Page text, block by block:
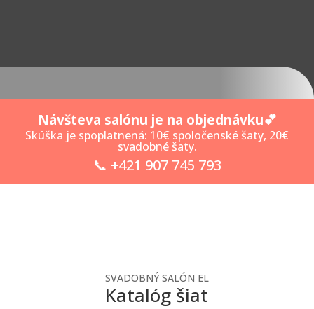
Návšteva salónu je na objednávku💕
Skúška je spoplatnená: 10€ spoločenské šaty, 20€
svadobné šaty.
📞 +421 907 745 793
SVADOBNÝ SALÓN EL
Katalóg šiat